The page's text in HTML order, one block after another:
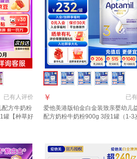
已有人评价
配方牛奶粉
罐【种草好
已有
￥
爱他美港版铂金白金装致亲婴幼儿
配方奶粉牛奶粉900g 3段1罐（1-3